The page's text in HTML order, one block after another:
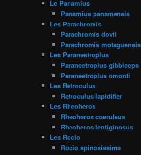
Le Panamius
Panamius panamensis
Les Parachromis
Parachromis dovii
Parachromis motaguensis
Les Paraneetroplus
Paraneetroplus gibbiceps
Paraneetroplus omonti
Les Retroculus
Retroculus lapidifier
Les Rheoheros
Rheoheros coeruleus
Rheoheros lentiginosus
Les Rocio
Rocio spinosissima